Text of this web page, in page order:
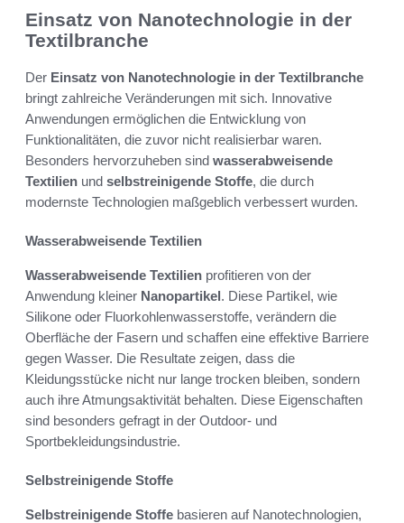
Einsatz von Nanotechnologie in der
Textilbranche
Der Einsatz von Nanotechnologie in der Textilbranche
bringt zahlreiche Veränderungen mit sich. Innovative
Anwendungen ermöglichen die Entwicklung von
Funktionalitäten, die zuvor nicht realisierbar waren.
Besonders hervorzuheben sind wasserabweisende
Textilien und selbstreinigende Stoffe, die durch
modernste Technologien maßgeblich verbessert wurden.
Wasserabweisende Textilien
Wasserabweisende Textilien profitieren von der
Anwendung kleiner Nanopartikel. Diese Partikel, wie
Silikone oder Fluorkohlenwasserstoffe, verändern die
Oberfläche der Fasern und schaffen eine effektive Barriere
gegen Wasser. Die Resultate zeigen, dass die
Kleidungsstücke nicht nur lange trocken bleiben, sondern
auch ihre Atmungsaktivität behalten. Diese Eigenschaften
sind besonders gefragt in der Outdoor- und
Sportbekleidungsindustrie.
Selbstreinigende Stoffe
Selbstreinigende Stoffe basieren auf Nanotechnologien,